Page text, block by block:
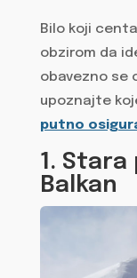
Bilo koji
obzirom da
obavezno se
upoznajte
putno
1. Stara
Balkan